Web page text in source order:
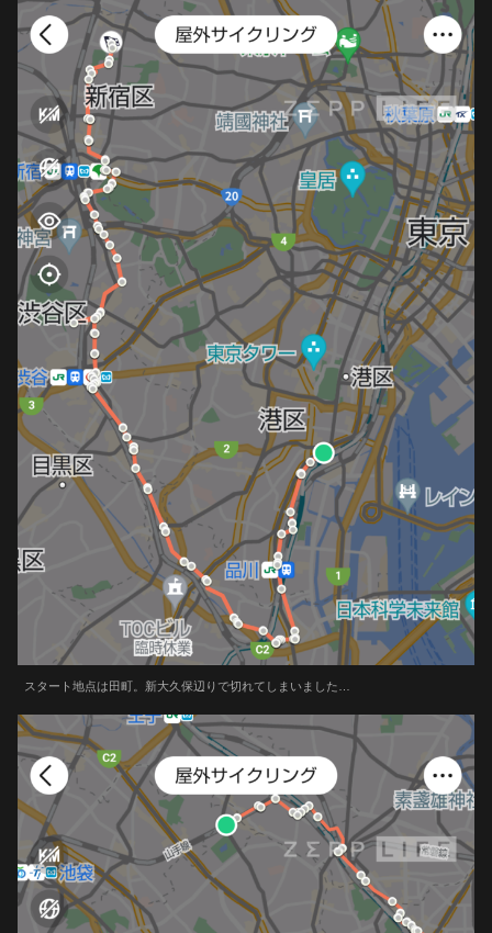
スタート地点は田町。新大久保辺りで切れてしまいました…